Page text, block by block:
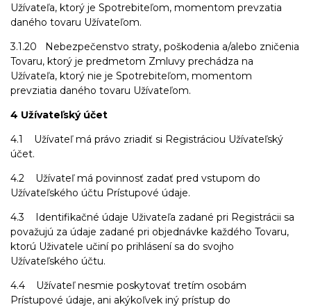
Užívateľa, ktorý je Spotrebiteľom, momentom prevzatia
daného tovaru Užívateľom.
3.1.20 Nebezpečenstvo straty, poškodenia a/alebo zničenia
Tovaru, ktorý je predmetom Zmluvy prechádza na
Užívateľa, ktorý nie je Spotrebiteľom, momentom
prevziatia daného tovaru Užívateľom.
4 Užívateľský účet
4.1 Užívateľ má právo zriadiť si Registráciou Užívateľský
účet.
4.2 Užívateľ má povinnosť zadať pred vstupom do
Užívateľského účtu Prístupové údaje.
4.3 Identifikačné údaje Uživateľa zadané pri Registrácii sa
považujú za údaje zadané pri objednávke každého Tovaru,
ktorú Uživatele učiní po prihlásení sa do svojho
Užívateľského účtu.
4.4 Užívateľ nesmie poskytovať tretím osobám
Prístupové údaje, ani akýkoľvek iný prístup do